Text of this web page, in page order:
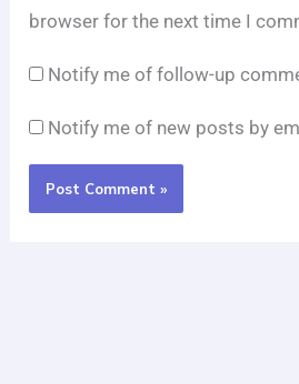
browser for the next time I
Notify me of follow-up
Notify me of new posts by